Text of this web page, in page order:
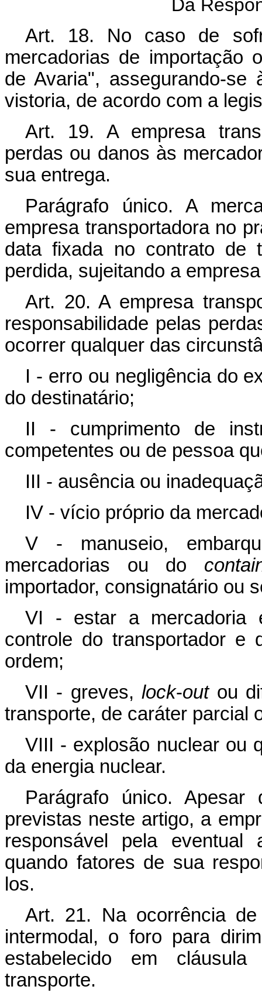
Da
Art. 18. No caso de
mercadorias de importação
de Avaria", assegurando-
vistoria, de acordo com a
Art. 19. A empresa
perdas ou danos às
sua entrega.
Parágrafo único. A
empresa transportadora no
data fixada no contrato de
perdida, sujeitando a
Art. 20. A empresa
responsabilidade pelas
ocorrer qualquer das
I - erro ou negligência do
do destinatário;
II - cumprimento de
competentes ou de pessoa
III - ausência ou
IV - vício próprio da
V - manuseio,
mercadorias ou do
importador, consignatário ou
VI - estar a
controle do transportador e
ordem;
VII - greves,lock-outou
transporte, de caráter parcial
VIII - explosão nuclear ou
da energia nuclear.
Parágrafo único. Apesar
previstas neste artigo, a
responsável pela
quando fatores de sua
los.
Art. 21. Na ocorrência
intermodal, o foro para
estabelecido em
transporte.